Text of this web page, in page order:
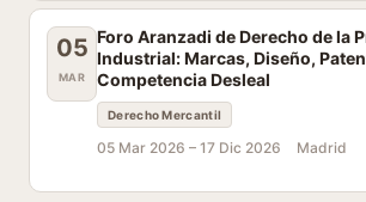
05
MAR
Foro Aranzadi de Derecho de la
Industrial: Marcas, Diseño,
Competencia Desleal
Derecho Mercantil
05 Mar 2026 – 17 Dic 2026 Madrid